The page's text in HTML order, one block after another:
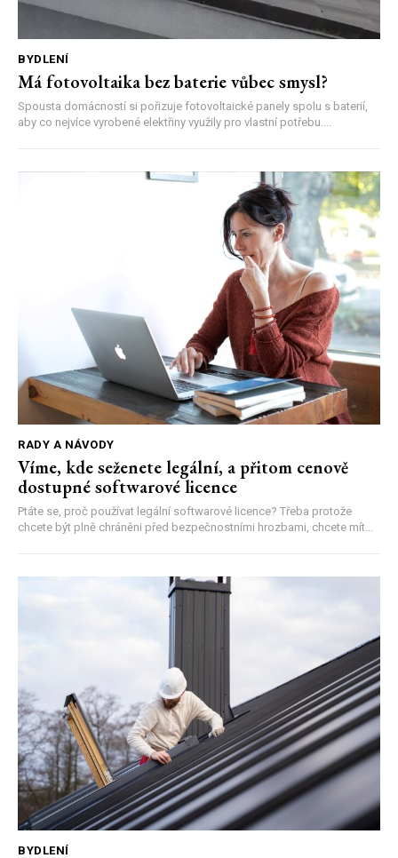
BYDLENÍ
Má fotovoltaika bez baterie vůbec smysl?
Spousta domácností si pořizuje fotovoltaické panely spolu s baterií,
aby co nejvíce vyrobené elektřiny využily pro vlastní potřebu....
RADY A NÁVODY
Víme, kde seženete legální, a přitom cenově
dostupné softwarové licence
Ptáte se, proč používat legální softwarové licence? Třeba protože
chcete být plně chráněni před bezpečnostními hrozbami, chcete mít...
BYDLENÍ